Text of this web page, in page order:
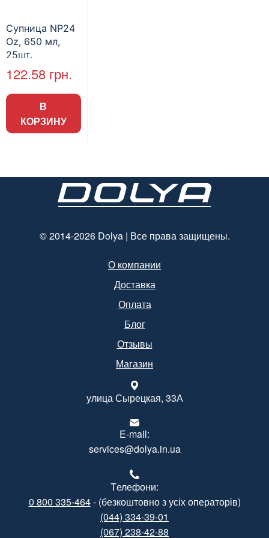
Супница NP24
Oz, 650 мл,
25шт.
122.58 грн.
В
КОРЗИНУ
© 2014-2026 Dolya | Все права защищены.
О компании
Доставка
Оплата
Блог
Отзывы
Магазин
улица Сырецкая, 33А
E-mail:
services@dolya.in.ua
Tелефони:
0 800 335-464- (безкоштовно з усіх операторів)
(044) 334-39-01
(067) 238-42-88